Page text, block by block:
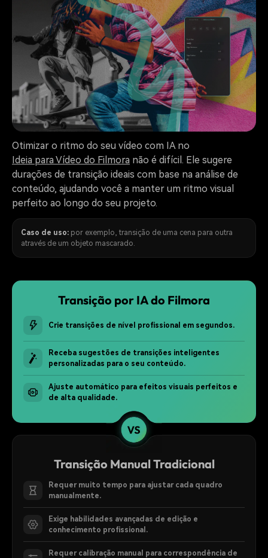
Otimizar o ritmo do seu vídeo com IA no
Ideia para Vídeo do Filmora não é difícil. Ele sugere
durações de transição ideais com base na análise de
conteúdo, ajudando você a manter um ritmo visual
perfeito ao longo do seu projeto.
Caso de uso: por exemplo, transição de uma cena para outra
através de um objeto mascarado.
Transição Manual Tradicional
Requer muito tempo para ajustar cada quadro
manualmente.
Exige habilidades avançadas de edição e
conhecimento profissional.
Requer calibração manual para correspondência de
Transição por IA do Filmora
Crie transições de nível profissional em segundos.
Receba sugestões de transições inteligentes
personalizadas para o seu conteúdo.
Ajuste automático para efeitos visuais perfeitos e
de alta qualidade.